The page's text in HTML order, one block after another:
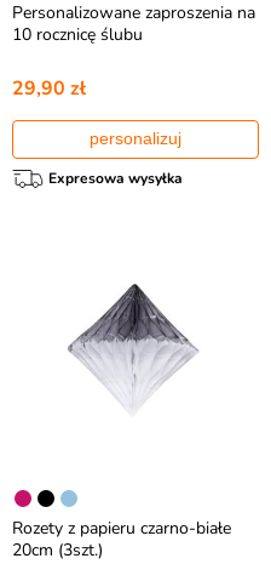
Personalizowane zaproszenia na
10 rocznicę ślubu
29,90 zł
personalizuj
Expresowa wysyłka
Rozety z papieru czarno-białe
20cm (3szt.)